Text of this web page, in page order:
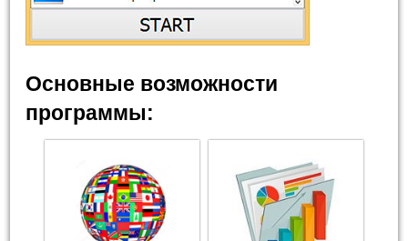
Основные возможности
программы: